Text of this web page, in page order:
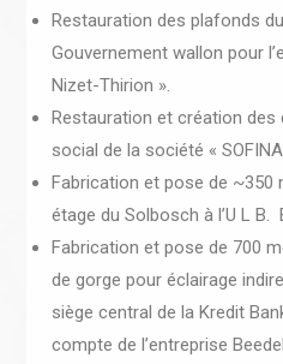
Restauration des plafonds
Gouvernement wallon pour
Nizet-Thirion ».
Restauration et création des
social de la société «
Fabrication et pose de ~350
étage du Solbosch à l’U L
Fabrication et pose de 700
de gorge pour éclairage
siège central de la Kredit
compte de l’entreprise